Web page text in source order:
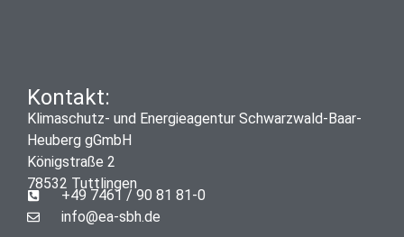
Kontakt:
Klimaschutz- und Energieagentur Schwarzwald-Baar-
Heuberg gGmbH
Königstraße 2
78532 Tuttlingen
+49 7461 / 90 81 81-0
info@ea-sbh.de